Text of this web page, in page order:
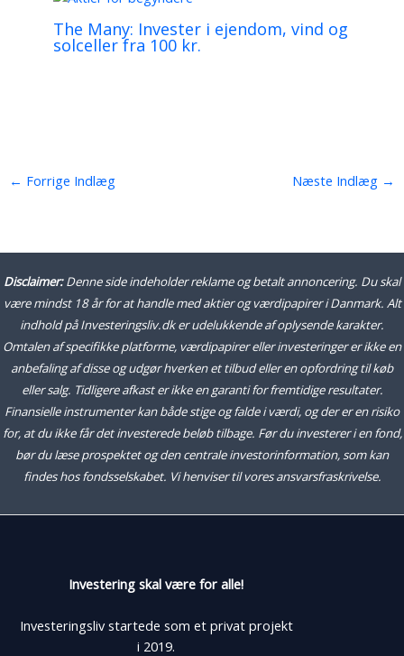
The Many: Invester i ejendom, vind og
solceller fra 100 kr.
← Forrige Indlæg Næste Indlæg →
Disclaimer:Denne side indeholder reklame og betalt annoncering. Du skal
være mindst 18 år for at handle med aktier og værdipapirer i Danmark. Alt
indhold på Investeringsliv.dk er udelukkende af oplysende karakter.
Omtalen af specifikke platforme, værdipapirer eller investeringer er ikke en
anbefaling af disse og udgør hverken et tilbud eller en opfordring til køb
eller salg. Tidligere afkast er ikke en garanti for fremtidige resultater.
Finansielle instrumenter kan både stige og falde i værdi, og der er en risiko
for, at du ikke får det investerede beløb tilbage. Før du investerer i en fond,
bør du læse prospektet og den centrale investorinformation, som kan
findes hos fondsselskabet. Vi henviser til vores ansvarsfraskrivelse.
Investering skal være for alle!
Investeringsliv startede som et privat projekt
i 2019.